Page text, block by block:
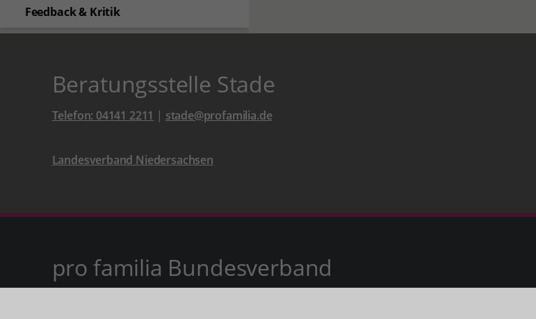
Feedback & Kritik
Beratungsstelle Stade
Telefon: 04141 2211 | stade@profamilia.de
Landesverband Niedersachsen
pro familia Bundesverband